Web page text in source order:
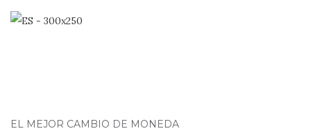
EL MEJOR CAMBIO DE MONEDA